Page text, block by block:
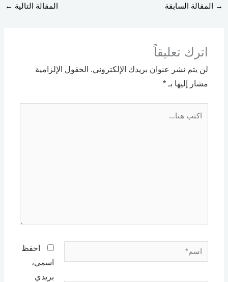
→ المقالة السابقة المقالة التالية ←
اترك تعليقاً
لن يتم نشر عنوان بريدك الإلكتروني. الحقول الإلزامية
مشار إليها بـ*
اسم*
احفظ
اسمي،
بريدي